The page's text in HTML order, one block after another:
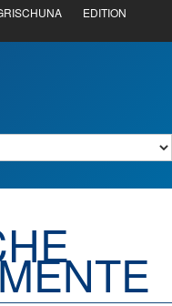
EDITION